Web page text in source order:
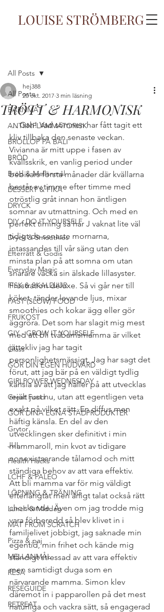
LOUISE STRÖMBERG
All Posts
BARNMAT
ANTIINFLAMMATORISK
BRÖLLOP PÅ BALI
BRÖD
Bröd & Mellanmål
DESSERT & FIKA
DRYCK
DIY - DO IT YOURSELF
Dryck & Smoothies
Efterrätt & Godis
Everyday Magic
FISK & SKALDJUR
FAST (SLOW) FOOD
FRUKOST
GIY - GROW IT YOURSELF
Glass
GÖR DIN EGEN HUDVÅRD
GIRLPOWER WEDNESDAY
Great Food
GÖR DINA EGNA STÄDPRODUKTER
Grytor
JUL
Health Hacks
LCHF & PALEO
LÖPNING & TRÄNING
Lunch & Middag
MAT FROM SCRATCH
Pizza & paj
MELLANMÅL
RESA
RESEGUIDE
RETREAT
All Posts
TRÖTT & HARMONISK
hej388
20 okt. 2017 3 min läsning
… Gah! Vad sömnen har fått tagit ett
kliv tillbaka den senaste veckan.
Vivianna är mitt uppe i fasen av
kvällsskrik, en vanlig period under
bebisars första månader där kvällarna
består av timme efter timme med
otröstlig gråt innan hon äntligen
somnar av utmattning. Och med en
perfekt timing så har J vaknat lite väl
tidigt de senaste mornarna,
intassandes till vår säng utan den
minsta plan på att somna om utan
snarare väcka sin älskade lillasyster.
Frustration deluxe. Så vi går ner till
köket, tänder levande ljus, mixar
smoothies och kokar ägg eller gör
äggröra. Det som har slagit mig mest
med att bli tvåbarnsmamma är vilket
jättekliv jag har tagit
personlighetsmässigt. Jag har sagt det
förut, att jag bär på en väldigt tydlig
känsla av att jag håller på att utvecklas
rejält just nu, utan att egentligen veta
exakt på vilket sätt. En diffus men
häftig känsla. En del av den
utvecklingen sker definitivt i min
mammaroll, min kvot av tidigare
nonexistserande tålamod och mitt
ständiga behov av att vara effektiv.
Att bli mamma var för mig väldigt
efterlängtat men ärligt talat också rätt
chockande. Även om jag trodde mig
vara förberedd så blev klivet in i
familjelivet jobbigt, jag saknade min
egentid, min frihet och kände mig
ständigt stressad av att vara effektiv
men samtidigt duga som en
närvarande mamma. Simon klev
däremot in i papparollen på det mest
naturliga och vackra sätt, så engagerad